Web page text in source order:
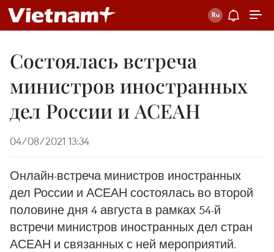
Состоялась встреча
министров иностранных
дел России и АСЕАН
04/08/2021 13:34
Онлайн-встреча министров иностранных
дел России и АСЕАН состоялась во второй
половине дня 4 августа в рамках 54-й
встречи министров иностранных дел стран
АСЕАН и связанных с ней мероприятий.